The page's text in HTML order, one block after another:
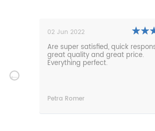
02 Jun 2022
Are super satisfied, quick
great quality and great price.
Everything perfect.
Petra Romer